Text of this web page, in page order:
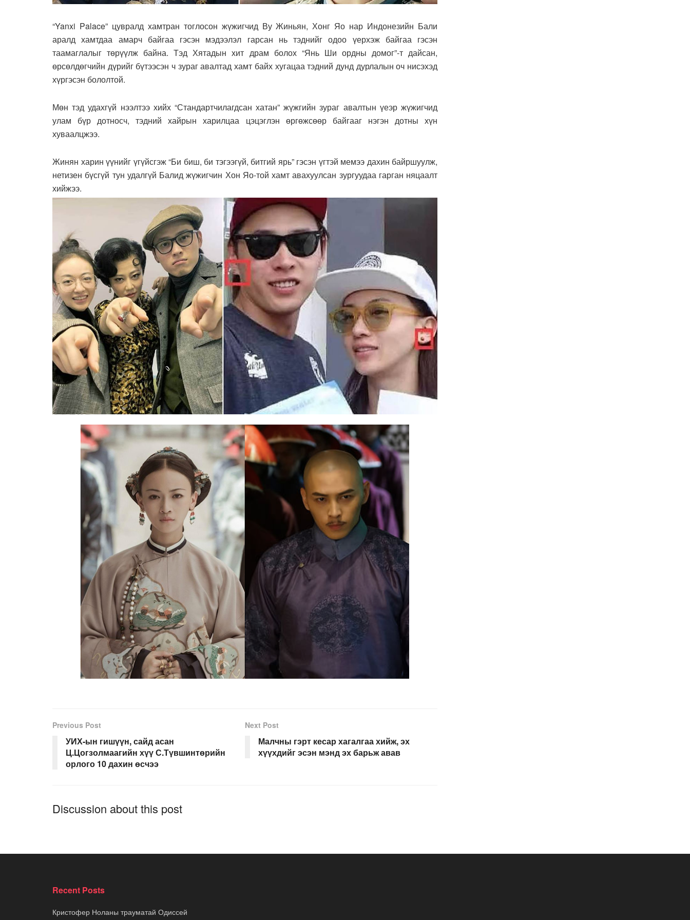
“Yanxi Palace” цувралд хамтран тоглосон жүжигчид Ву Жиньян, Хонг Яо нар Индонезийн Бали
аралд хамтдаа амарч байгаа гэсэн мэдээлэл гарсан нь тэднийг одоо үерхэж байгаа гэсэн
таамаглалыг төрүүлж байна. Тэд Хятадын хит драм болох “Янь Ши ордны домог”-т дайсан,
өрсөлдөгчийн дүрийг бүтээсэн ч зураг авалтад хамт байх хугацаа тэдний дунд дурлалын оч нисэхэд
хүргэсэн бололтой.
Мөн тэд удахгүй нээлтээ хийх “Стандартчилагдсан хатан” жүжгийн зураг авалтын үеэр жүжигчид
улам бүр дотносч, тэдний хайрын харилцаа цэцэглэн өргөжсөөр байгааг нэгэн дотны хүн
хуваалцжээ.
Жинян харин үүнийг үгүйсгэж “Би биш, би тэгээгүй, битгий ярь” гэсэн үгтэй мемээ дахин байршуулж,
нетизен бүсгүй тун удалгүй Балид жүжигчин Хон Яо-той хамт авахуулсан зургуудаа гарган няцаалт
хийжээ.
Previous Post
УИХ-ын гишүүн, сайд асан
Ц.Цогзолмаагийн хүү С.Түвшинтөрийн
орлого 10 дахин өсчээ
Next Post
Малчны гэрт кесар хагалгаа хийж, эх
хүүхдийг эсэн мэнд эх барьж авав
Discussion about this post
Recent Posts
Кристофер Ноланы трауматай Одиссей